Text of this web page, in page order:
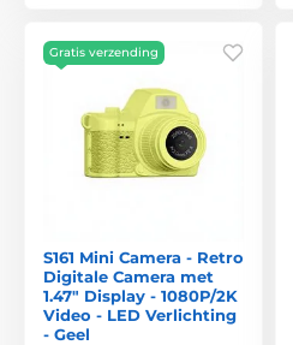
Gratis verzending
S161 Mini Camera - Retro
Digitale Camera met
1.47" Display - 1080P/2K
Video - LED Verlichting
- Geel